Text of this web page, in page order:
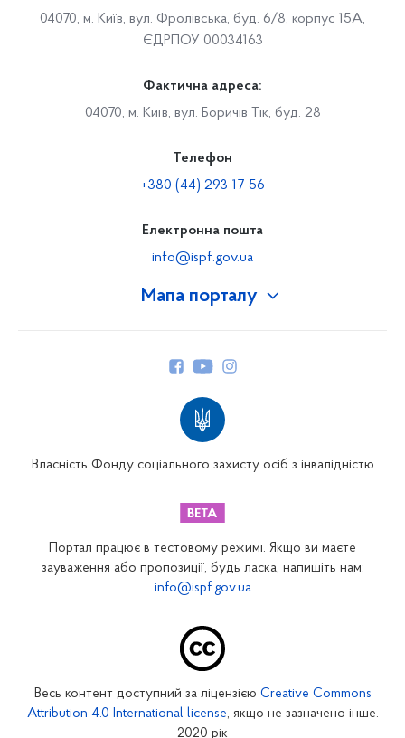
Мапа порталу
Закарпатське відділення
Запорізьке відділення
Кіровоградське відділення
04070, м. Київ, вул. Фролівська, буд. 6/8, корпус 15А,
ЄДРПОУ 00034163
Фактична адреса:
04070, м. Київ, вул. Боричів Тік, буд. 28
Телефон
+380 (44) 293-17-56
Електронна пошта
info@ispf.gov.ua
Власність Фонду соціального захисту осіб з інвалідністю
Портал працює в тестовому режимі. Якщо ви маєте
зауваження або пропозиції, будь ласка, напишіть нам:
info@ispf.gov.ua
Весь контент доступний за ліцензією Creative Commons
Attribution 4.0 International license, якщо не зазначено інше.
2020 рік